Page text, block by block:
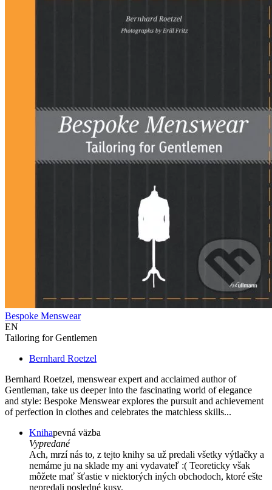
Bespoke Menswear
EN
Tailoring for Gentlemen
Bernhard Roetzel
Bernhard Roetzel, menswear expert and acclaimed author of
Gentleman, take us deeper into the fascinating world of elegance
and style: Bespoke Menswear explores the pursuit and achievement
of perfection in clothes and celebrates the matchless skills...
Knihapevná väzba
Vypredané
Ach, mrzí nás to, z tejto knihy sa už predali všetky výtlačky a
nemáme ju na sklade my ani vydavateľ :( Teoreticky však
môžete mať šťastie v niektorých iných obchodoch, ktoré ešte
nepredali posledné kusy.